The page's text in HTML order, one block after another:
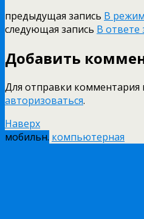
предыдущая запись В
следующая запись В
Добавить
Для отправки
авторизоваться.
Наверх
мобильн. компьютерная